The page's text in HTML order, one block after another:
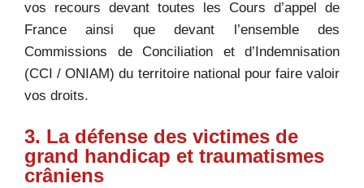
vos recours devant toutes les Cours d’appel de
France ainsi que devant l’ensemble des
Commissions de Conciliation et d’Indemnisation
(CCI / ONIAM) du territoire national pour faire valoir
vos droits.
3. La défense des victimes de
grand handicap et traumatismes
crâniens